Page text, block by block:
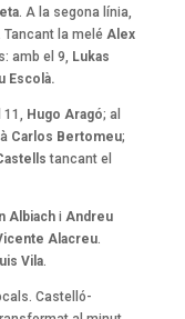
. A la segona línia,
Tancant la melé Alex
amb el 9, Lukas
Escolà.
11, Hugo Aragó; al
Carlos Bertomeu;
tancant el
Albiachi Andreu
Alacreu.
Vila.
Castelló-